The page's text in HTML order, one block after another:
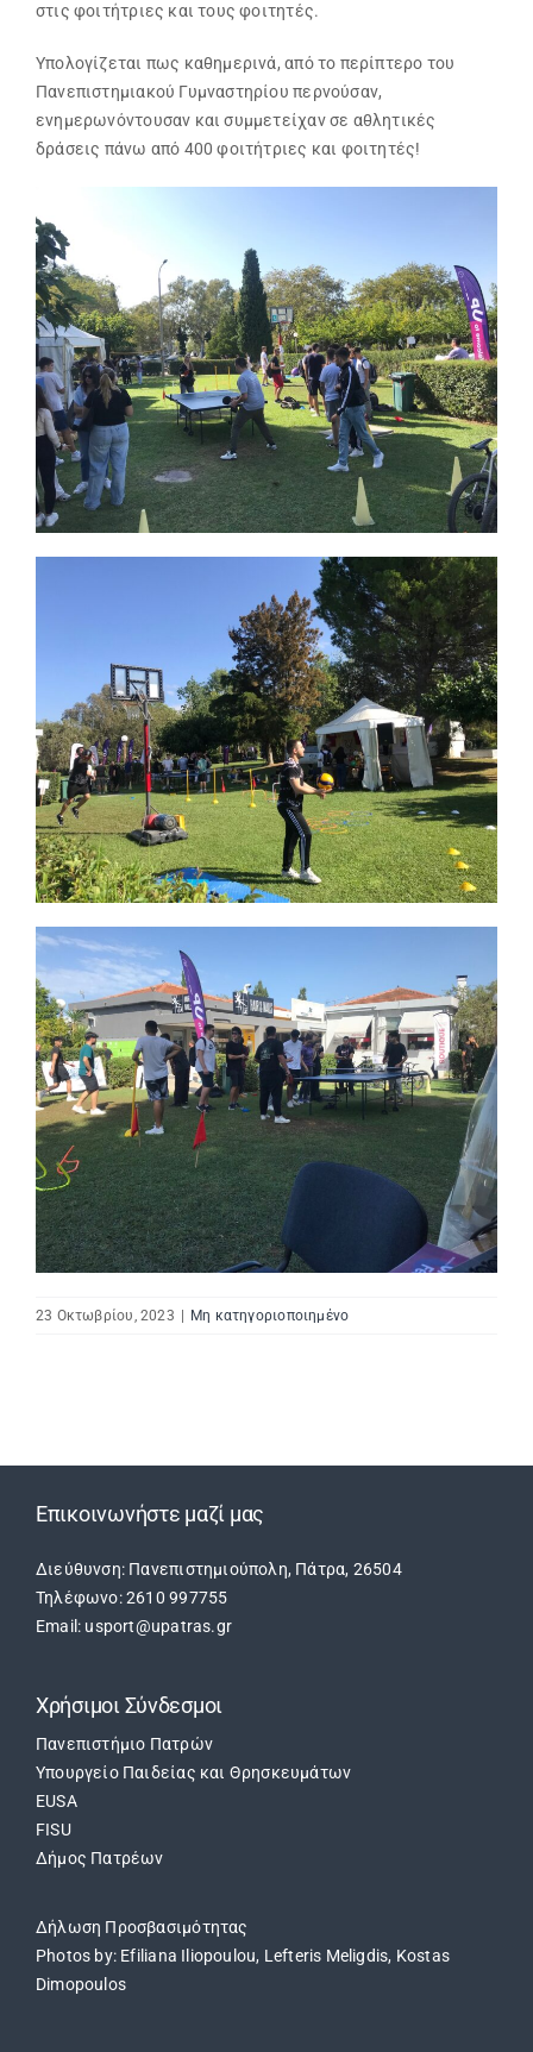
στις φοιτήτριες και τους φοιτητές.
Υπολογίζεται πως καθημερινά, από το περίπτερο του
Πανεπιστημιακού Γυμναστηρίου περνούσαν,
ενημερωνόντουσαν και συμμετείχαν σε αθλητικές
δράσεις πάνω από 400 φοιτήτριες και φοιτητές!
23 Οκτωβρίου, 2023 Μη κατηγοριοποιημένο
Επικοινωνήστε μαζί μας
Διεύθυνση: Πανεπιστημιούπολη, Πάτρα, 26504
Τηλέφωνο: 2610 997755
Email: usport@upatras.gr
Χρήσιμοι Σύνδεσμοι
Πανεπιστήμιο Πατρών
Υπουργείο Παιδείας και Θρησκευμάτων
EUSA
FISU
Δήμος Πατρέων
Δήλωση Προσβασιμότητας
Photos by: Efiliana Iliopoulou, Lefteris Meligdis, Kostas
Dimopoulos